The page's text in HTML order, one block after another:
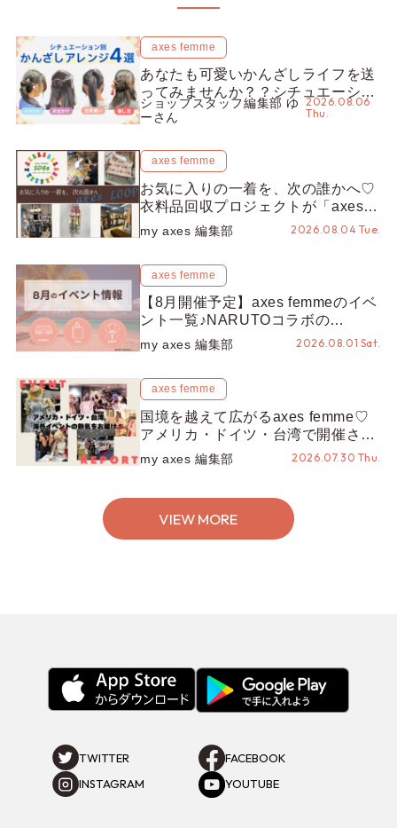
axes femme
あなたも可愛いかんざしライフを送
ってみませんか？？シチュエーショ
ン別“かんざし”のオススメ【ショッ
プスタッフ編集部】
ショップスタッフ編集部 ゆ
ーさん
2026.08.06
Thu.
axes femme
お気に入りの一着を、次の誰かへ♡
衣料品回収プロジェクトが「axes
LOOP」にアップデート！活用する
とポイントが手に入る◎
my axes 編集部 2026.08.04 Tue.
axes femme
【8月開催予定】axes femmeのイベ
ント一覧♪NARUTOコラボの
REZEN POPUPから、プチYour
Stage.、ティーパーティまで！8月
my axes 編集部 2026.08.01 Sat.
axes femme
国境を越えて広がるaxes femme♡
アメリカ・ドイツ・台湾で開催され
たイベントをお届け！美沙子さんか
らのコメントも♬【海外イベントレ
my axes 編集部 2026.07.30 Thu.
VIEW MORE
TWITTER
FACEBOOK
INSTAGRAM
YOUTUBE